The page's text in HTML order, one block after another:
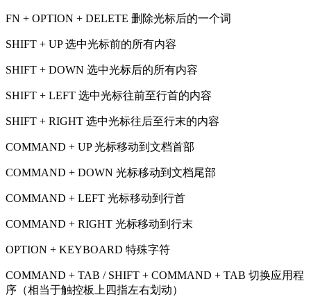
FN + OPTION + DELETE 删除光标后的一个词
SHIFT + UP 选中光标前的所有内容
SHIFT + DOWN 选中光标后的所有内容
SHIFT + LEFT 选中光标往前至行首的内容
SHIFT + RIGHT 选中光标往后至行末的内容
COMMAND + UP 光标移动到文档首部
COMMAND + DOWN 光标移动到文档尾部
COMMAND + LEFT 光标移动到行首
COMMAND + RIGHT 光标移动到行末
OPTION + KEYBOARD 特殊字符
COMMAND + TAB / SHIFT + COMMAND + TAB 切换应用程
序（相当于触控板上四指左右划动）